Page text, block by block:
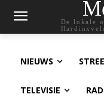
De lokale
NIEUWS
TELEVISIE